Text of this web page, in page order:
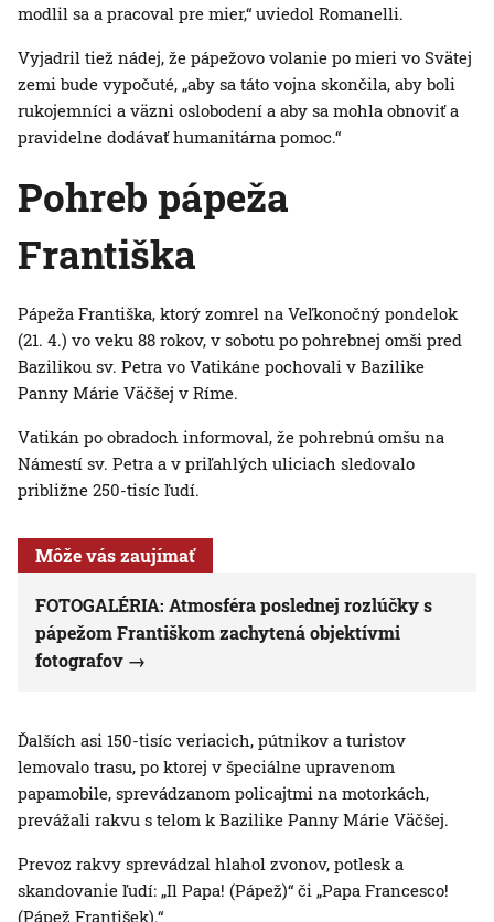
modlil sa a pracoval pre mier,“ uviedol Romanelli.
Vyjadril tiež nádej, že pápežovo volanie po mieri vo Svätej
zemi bude vypočuté, „aby sa táto vojna skončila, aby boli
rukojemníci a väzni oslobodení a aby sa mohla obnoviť a
pravidelne dodávať humanitárna pomoc.“
Pohreb pápeža
Františka
Pápeža Františka, ktorý zomrel na Veľkonočný pondelok
(21. 4.) vo veku 88 rokov, v sobotu po pohrebnej omši pred
Bazilikou sv. Petra vo Vatikáne pochovali v Bazilike
Panny Márie Väčšej v Ríme.
Vatikán po obradoch informoval, že pohrebnú omšu na
Námestí sv. Petra a v priľahlých uliciach sledovalo
približne 250-tisíc ľudí.
Môže vás zaujímať
FOTOGALÉRIA: Atmosféra poslednej rozlúčky s
pápežom Františkom zachytená objektívmi
fotografov
Ďalších asi 150-tisíc veriacich, pútnikov a turistov
lemovalo trasu, po ktorej v špeciálne upravenom
papamobile, sprevádzanom policajtmi na motorkách,
prevážali rakvu s telom k Bazilike Panny Márie Väčšej.
Prevoz rakvy sprevádzal hlahol zvonov, potlesk a
skandovanie ľudí: „Il Papa! (Pápež)“ či „Papa Francesco!
(Pápež František).“